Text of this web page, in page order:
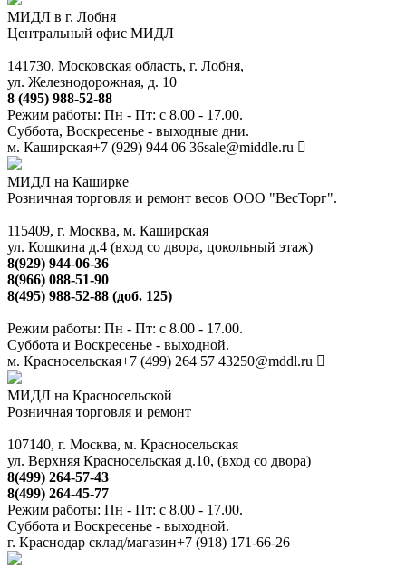
МИДЛ в г. Лобня
Центральный офис МИДЛ
141730, Московская область, г. Лобня,
ул. Железнодорожная, д. 10
8 (495) 988-52-88
Режим работы: Пн - Пт: с 8.00 - 17.00.
Суббота, Воскресенье - выходные дни.
м. Каширская+7 (929) 944 06 36sale@middle.ru
МИДЛ на Каширке
Розничная торговля и ремонт весов ООО "ВесТорг".
115409, г. Москва, м. Каширская
ул. Кошкина д.4 (вход со двора, цокольный этаж)
8(929) 944-06-36
8(966) 088-51-90
8(495) 988-52-88 (доб. 125)
Режим работы: Пн - Пт: с 8.00 - 17.00.
Суббота и Воскресенье - выходной.
м. Красносельская+7 (499) 264 57 43250@mddl.ru
МИДЛ на Красносельской
Розничная торговля и ремонт
107140, г. Москва, м. Красносельская
ул. Верхняя Красносельская д.10, (вход со двора)
8(499) 264-57-43
8(499) 264-45-77
Режим работы: Пн - Пт: с 8.00 - 17.00.
Суббота и Воскресенье - выходной.
г. Краснодар склад/магазин+7 (918) 171-66-26